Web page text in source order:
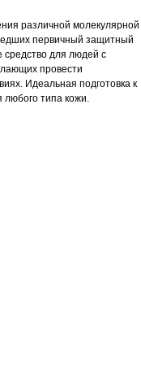
различной молекулярной
первичный защитный
средство для людей с
провести
Идеальная подготовка к
типа кожи.